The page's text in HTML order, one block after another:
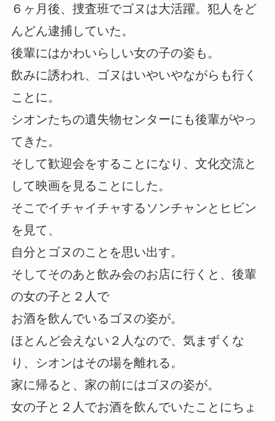
６ヶ月後、捜査班でゴヌは大活躍。犯人をど
んどん逮捕していた。
後輩にはかわいらしい女の子の姿も。
飲みに誘われ、ゴヌはいやいやながらも行く
ことに。
シオンたちの遺失物センターにも後輩がやっ
てきた。
そして歓迎会をすることになり、文化交流と
して映画を見ることにした。
そこでイチャイチャするソンチャンとヒビン
を見て、
自分とゴヌのことを思い出す。
そしてそのあと飲み会のお店に行くと、後輩
の女の子と２人で
お酒を飲んでいるゴヌの姿が。
ほとんど会えない２人なので、気まずくな
り、シオンはその場を離れる。
家に帰ると、家の前にはゴヌの姿が。
女の子と２人でお酒を飲んでいたことにちょ